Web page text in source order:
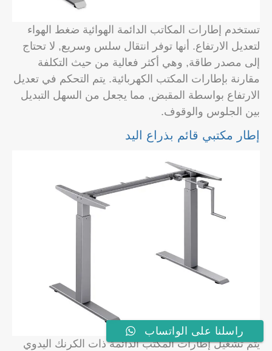
تستخدم إطارات المكاتب الدائمة الهوائية ضغط الهواء
لتعديل الارتفاع. أنها توفر انتقال سلس وسريع, لا تحتاج
إلى مصدر طاقة, وهي أكثر فعالية من حيث التكلفة
مقارنة بإطارات المكتب الكهربائية. يتم التحكم في تعديل
الارتفاع بواسطة المقبض, مما يجعل من السهل التبديل
بين الجلوس والوقوف.
إطار مكتبي قائم بذراع اليد
يتم تشغيل إطارات المكتب الدائمة ذات الكرنك اليدوي
راسلنا على الواتساب